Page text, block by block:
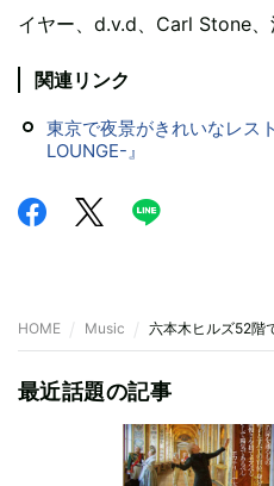
イヤー、d.v.d、Carl Stone、
関連リンク
東京で夜景がきれいなレス
LOUNGE-』
HOME Music 六本木ヒルズ52階
最近話題の記事